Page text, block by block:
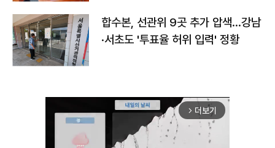
합수본, 선관위 9곳 추가 압색…강남
·서초도 '투표율 허위 입력' 정황
arrow_forward_ios 더보기